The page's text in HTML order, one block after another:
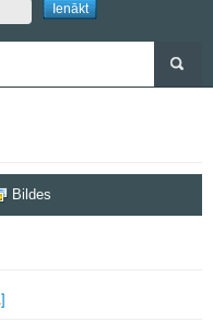
Grupas
Bildes
]